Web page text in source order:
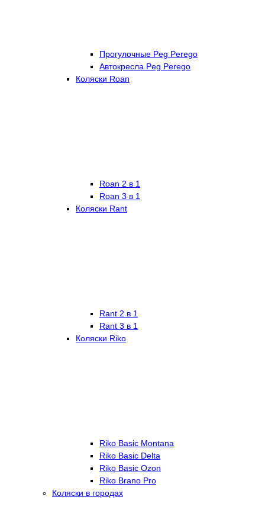
Прогулочные Peg Perego
Автокресла Peg Perego
Коляски Roan
Roan 2 в 1
Roan 3 в 1
Коляски Rant
Rant 2 в 1
Rant 3 в 1
Коляски Riko
Riko Basic Montana
Riko Basic Delta
Riko Basic Ozon
Riko Brano Pro
Коляски в городах